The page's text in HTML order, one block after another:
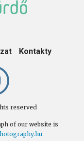
Kontakty
reserved
of our website is